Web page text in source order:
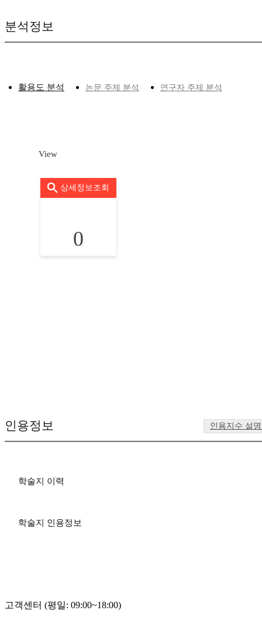
분석정보
활용도 분석 논문 주제 분석 연구자 주제 분석
View
상세정보조회
0
인용정보 인용지수 설
학술지 이력
학술지 인용정보
고객센터 (평일: 09:00~18:00)